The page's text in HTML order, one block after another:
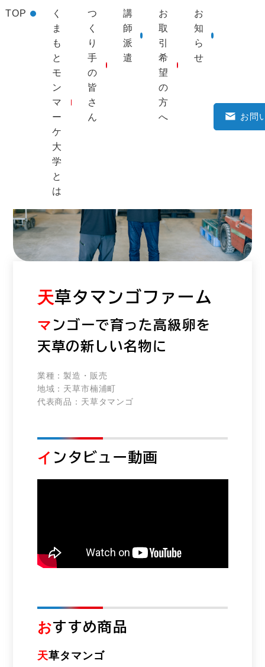
TOP
く
ま
も
と
モ
ン
マ
ー
ケ
大
学
と
は
つ
く
り
手
の
皆
さ
ん
講
師
派
遣
お
取
引
希
望
の
方
へ
お
知
ら
せ
お問
つくり手一覧
天草タマンゴファーム
マ ンゴーで育った高級卵を
天草の新しい名物に
業種：製造・販売
地域： 天草市楠浦町
代表商品： 天草タマンゴ
イ ンタビュー動画
おすすめ商品
天草タマンゴ